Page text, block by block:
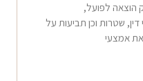
הוצאה לפועל,
דין, שטרות וכן תביעות על
אמצעי